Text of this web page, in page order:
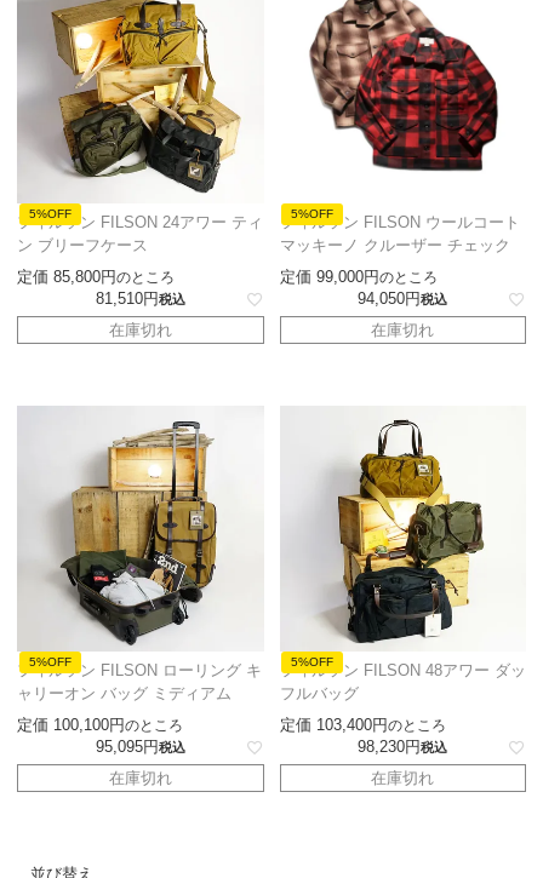
5%OFF
フィルソン FILSON 24アワー ティ
ン ブリーフケース
定価 85,800 のところ
81,510 税込
在庫切れ
5%OFF
フィルソン FILSON ウールコート
マッキーノ クルーザー チェック
定価 99,000 のところ
94,050 税込
在庫切れ
5%OFF
フィルソン FILSON ローリング キ
ャリーオン バッグ ミディアム
定価 100,100 のところ
95,095 税込
在庫切れ
5%OFF
フィルソン FILSON 48アワー ダッ
フルバッグ
定価 103,400 のところ
98,230 税込
在庫切れ
並び替え